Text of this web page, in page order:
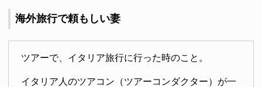
海外旅行で頼もしい妻
ツアーで、イタリア旅行に行った時のこと。
イタリア人のツアコン（ツアーコンダクター）が一